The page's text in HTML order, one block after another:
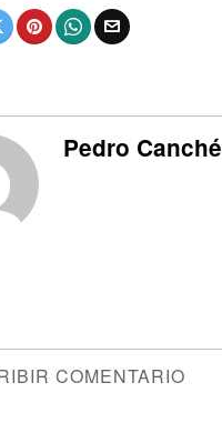
Pedro Canché